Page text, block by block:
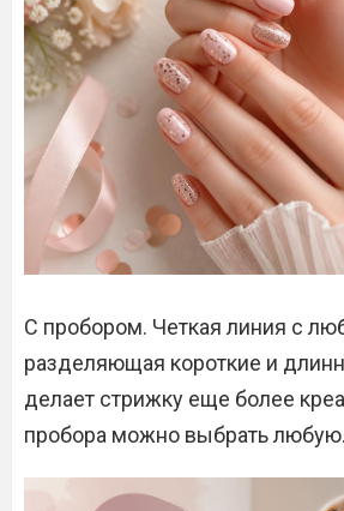
С пробором. Четкая линия с
разделяющая короткие и
делает стрижку еще более
пробора можно выбрать любую.